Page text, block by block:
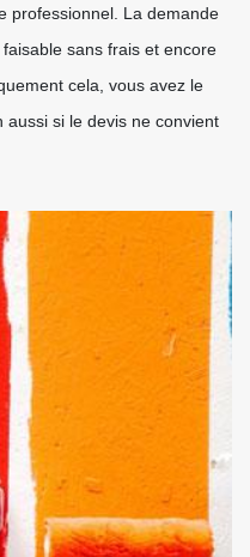
professionnel. La demande
sans frais et encore
cela, vous avez le
aussi si le devis ne convient